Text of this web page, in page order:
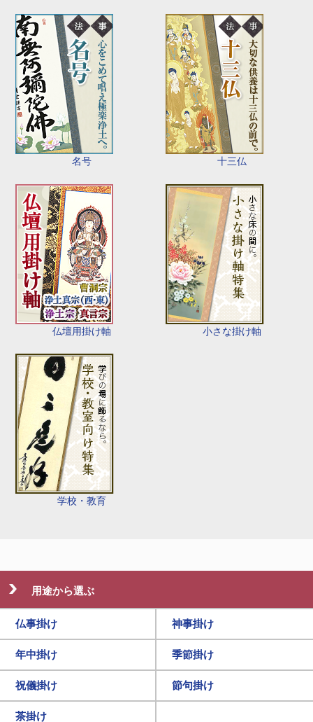
名号 十三仏
仏壇用掛け軸 小さな掛け軸
学校・教育
用途から選ぶ
仏事掛け 神事掛け
年中掛け 季節掛け
祝儀掛け 節句掛け
茶掛け